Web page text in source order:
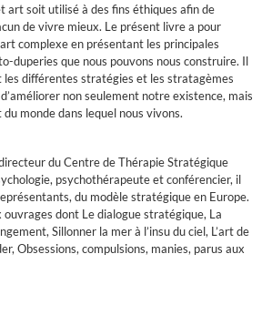
art soit utilisé à des fins éthiques afin de
de vivre mieux. Le présent livre a pour
complexe en présentant les principales
duperies que nous pouvons nous construire. Il
les différentes stratégies et les stratagèmes
non seulement notre existence, mais
monde dans lequel nous vivons.
du Centre de Thérapie Stratégique
psychothérapeute et conférencier, il
du modèle stratégique en Europe.
dont Le dialogue stratégique, La
Sillonner la mer à l’insu du ciel, L’art de
Obsessions, compulsions, manies, parus aux